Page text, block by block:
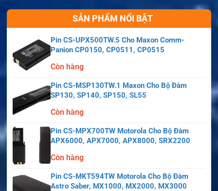
SẢN PHẨM NỔI BẬT
Pin CS-UPX500TW.5 Cho Maxon Comm-
Panion CP0150, CP0511, CP0515
Còn hàng
Pin CS-MSP130TW.1 Maxon Cho Bộ Đàm
SP130, SP140, SP150, SL55
Còn hàng
Pin CS-MPX700TW Motorola Cho Bộ Đàm
APX6000, APX7000, APX8000, SRX2200
Còn hàng
Pin CS-MKT594TW Motorola Cho Bộ Đàm
Astro Saber, MX1000, MX2000, MX3000